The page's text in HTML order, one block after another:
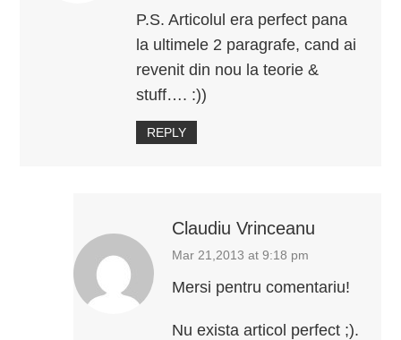
P.S. Articolul era perfect pana
la ultimele 2 paragrafe, cand ai
revenit din nou la teorie &
stuff…. :))
REPLY
Claudiu Vrinceanu
Mar 21,2013 at 9:18 pm
Mersi pentru comentariu!
Nu exista articol perfect ;).